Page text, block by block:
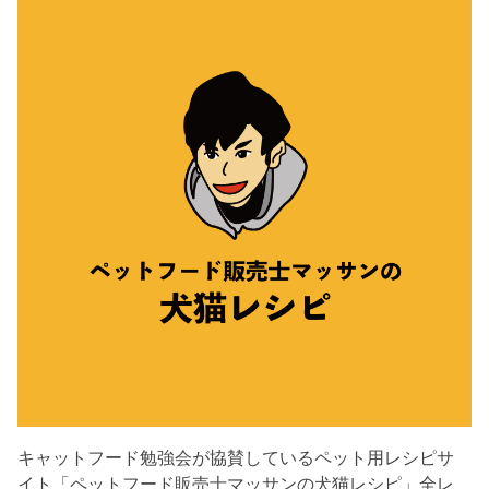
キャットフード勉強会が協賛しているペット用レシピサ
イト「ペットフード販売士マッサンの犬猫レシピ」全レ